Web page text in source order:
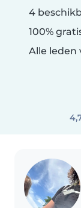
4
100%
Alle leden